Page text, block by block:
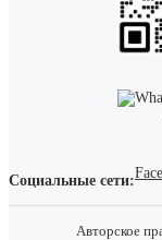
Социальные сети:
Авторское